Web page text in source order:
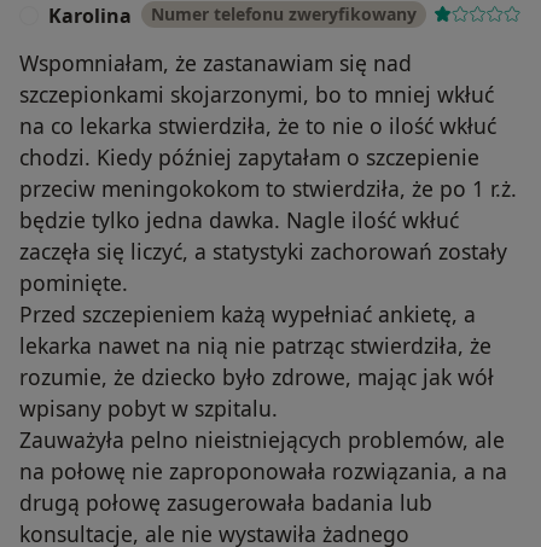
Karolina Numer telefonu zweryfikowany
Wspomniałam, że zastanawiam się nad
szczepionkami skojarzonymi, bo to mniej wkłuć
na co lekarka stwierdziła, że to nie o ilość wkłuć
chodzi. Kiedy później zapytałam o szczepienie
przeciw meningokokom to stwierdziła, że po 1 r.ż.
będzie tylko jedna dawka. Nagle ilość wkłuć
zaczęła się liczyć, a statystyki zachorowań zostały
pominięte.
Przed szczepieniem każą wypełniać ankietę, a
lekarka nawet na nią nie patrząc stwierdziła, że
rozumie, że dziecko było zdrowe, mając jak wół
wpisany pobyt w szpitalu.
Zauważyła pelno nieistniejących problemów, ale
na połowę nie zaproponowała rozwiązania, a na
drugą połowę zasugerowała badania lub
konsultacje, ale nie wystawiła żadnego